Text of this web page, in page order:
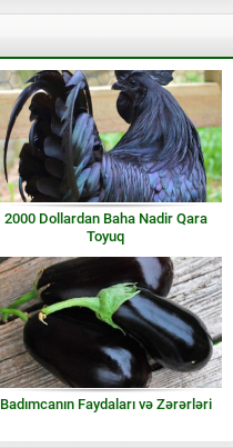
2000 Dollardan Baha Nadir Qara
Toyuq
Badımcanın Faydaları və Zərərləri